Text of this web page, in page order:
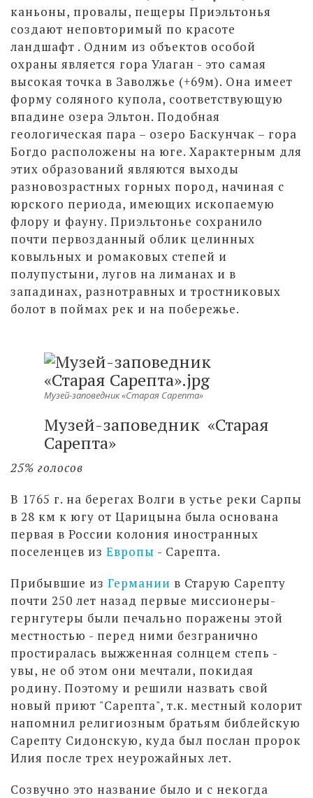
каньоны, провалы, пещеры Приэльтонья
создают неповторимый по красоте
ландшафт . Одним из объектов особой
охраны является гора Улаган - это самая
высокая точка в Заволжье (+69м). Она имеет
форму соляного купола, соответствующую
впадине озера Эльтон. Подобная
геологическая пара – озеро Баскунчак – гора
Богдо расположены на юге. Характерным для
этих образований являются выходы
разновозрастных горных пород, начиная с
юрского периода, имеющих ископаемую
флору и фауну. Приэльтонье сохранило
почти первозданный облик целинных
ковыльных и ромаковых степей и
полупустыни, лугов на лиманах и в
западинах, разнотравных и тростниковых
болот в поймах рек и на побережье.
Музей-заповедник «Старая Сарепта»
Музей-заповедник «Старая
Сарепта»
25% голосов
В 1765 г. на берегах Волги в устье реки Сарпы
в 28 км к югу от Царицына была основана
первая в России колония иностранных
поселенцев из Европы - Сарепта.
Прибывшие из Германии в Старую Сарепту
почти 250 лет назад первые миссионеры-
гернгутеры были печально поражены этой
местностью - перед ними безгранично
простиралась выжженная солнцем степь -
увы, не об этом они мечтали, покидая
родину. Поэтому и решили назвать свой
новый приют "Сарепта", т.к. местный колорит
напомнил религиозным братьям библейскую
Сарепту Сидонскую, куда был послан пророк
Илия после трех неурожайных лет.
Созвучно это название было и с некогда